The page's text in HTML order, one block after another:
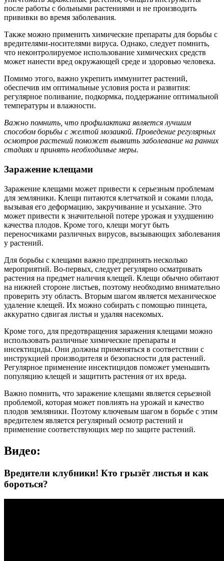
после работы с больными растениями и не производить
прививки во время заболевания.
Также можно применить химические препараты для борьбы с
вредителями-носителями вируса. Однако, следует помнить,
что неконтролируемое использование химических средств
может нанести вред окружающей среде и здоровью человека.
Помимо этого, важно укрепить иммунитет растений,
обеспечив им оптимальные условия роста и развития:
регулярное поливание, подкормка, поддержание оптимальной
температуры и влажности.
Важно помнить, что профилактика является лучшим
способом борьбы с желтой мозаикой. Проведение регулярных
осмотров растений поможет выявить заболевание на ранних
стадиях и принять необходимые меры.
Заражение клещами
Заражение клещами может привести к серьезным проблемам
для земляники. Клещи питаются клетчаткой и соками плода,
вызывая его деформацию, закручивание и усыхание. Это
может привести к значительной потере урожая и ухудшению
качества плодов. Кроме того, клещи могут быть
переносчиками различных вирусов, вызывающих заболевания
у растений.
Для борьбы с клещами важно предпринять несколько
мероприятий. Во-первых, следует регулярно осматривать
растения на предмет наличия клещей. Клещи обычно обитают
на нижней стороне листьев, поэтому необходимо внимательно
проверить эту область. Вторым шагом является механическое
удаление клещей. Их можно собирать с помощью пинцета,
аккуратно сдвигая листья и удаляя насекомых.
Кроме того, для предотвращения заражения клещами можно
использовать различные химические препараты и
инсектициды. Они должны применяться в соответствии с
инструкцией производителя и безопасности для растений.
Регулярное применение инсектицидов поможет уменьшить
популяцию клещей и защитить растения от их вреда.
Важно помнить, что заражение клещами является серьезной
проблемой, которая может повлиять на урожай и качество
плодов земляники. Поэтому ключевым шагом в борьбе с этим
вредителем является регулярный осмотр растений и
применение соответствующих мер по защите растений.
Видео:
Вредители клубники! Кто грызёт листья и как
бороться?